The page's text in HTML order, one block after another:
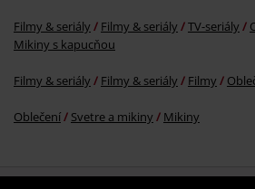
Filmy & seriály Filmy & seriály TV-seriály
Mikiny s kapucňou
Filmy & seriály Filmy & seriály Filmy
Oblečení Svetre a mikiny Mikiny